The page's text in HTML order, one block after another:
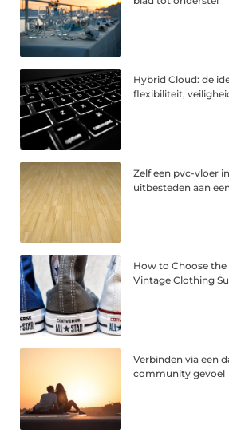
Hybrid Cloud: de
flexibiliteit,
Zelf een pvc-vloer
uitbesteden aan
How to Choose
Vintage Clothing
Verbinden via een
community gevoel